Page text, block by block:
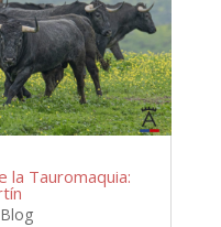
la Tauromaquia:
Blog